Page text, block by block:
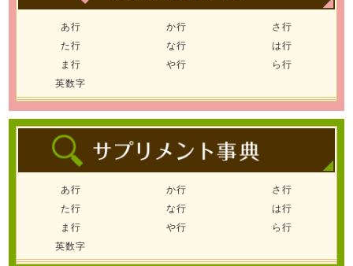
あ行 か行
さ行
た行
な行
は行
ま行
や行
ら行
英数字
あ行 か行
さ行
た行
な行
は行
ま行
や行
ら行
英数字